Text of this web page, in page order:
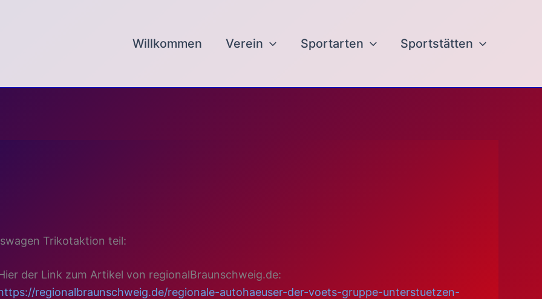
Willkommen Verein Sportarten Sportstätten
Trikotaktion teil:
der Link zum Artikel von regionalBraunschweig.de:
regionalbraunschweig.de/regionale-autohaeuser-der-voets-gruppe-unterstuetzen-